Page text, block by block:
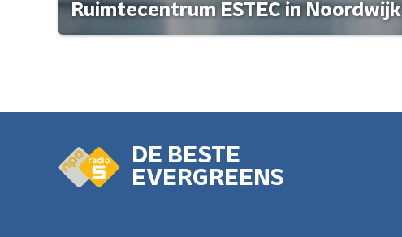
Ruimtecentrum ESTEC in Noordwijk
DE BESTE
EVERGREENS